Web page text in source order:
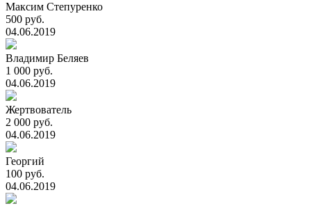
Максим Степуренко
500 руб.
04.06.2019
Владимир Беляев
1 000 руб.
04.06.2019
Жертвователь
2 000 руб.
04.06.2019
Георгий
100 руб.
04.06.2019